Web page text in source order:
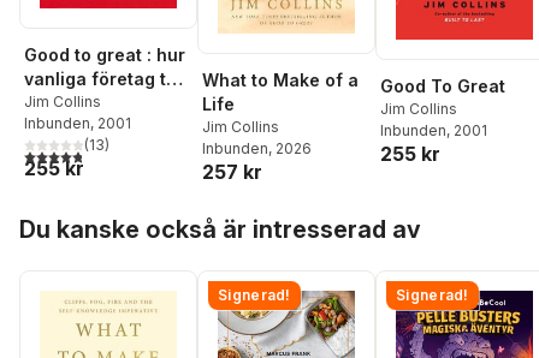
Good to great : hur
vanliga företag tar
språnget till
mästarklass
Jim Collins
Inbunden, 2001
4,8utav 5 stjärnor. Totalt antal röster:
(13)
255 kr
What to Make of a
Life
Jim Collins
Inbunden, 2026
257 kr
Good To Great
Jim Collins
Inbunden, 2001
255 kr
Du kanske också är intresserad av
Signerad! Signerad!